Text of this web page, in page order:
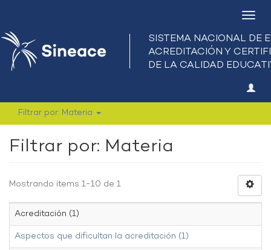
Filtrar por: Materia
Filtrar por: Materia
Mostrando ítems 1-10 de 1
Acreditación (1)
Aspectos que dificultan la acreditación (1)